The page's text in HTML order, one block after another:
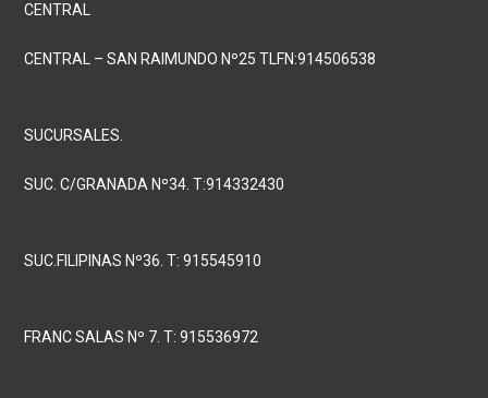
CENTRAL
CENTRAL – SAN RAIMUNDO Nº25 TLFN:914506538
SUCURSALES.
SUC. C/GRANADA Nº34. T:914332430
SUC.FILIPINAS Nº36. T: 915545910
FRANC SALAS Nº 7. T: 915536972